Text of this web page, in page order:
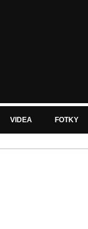
VIDEA FOTKY